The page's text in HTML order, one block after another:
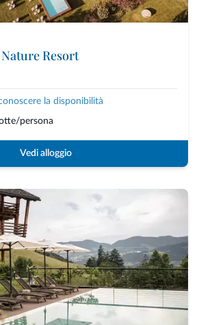
Resort
la disponibilità
persona
Vedi alloggio